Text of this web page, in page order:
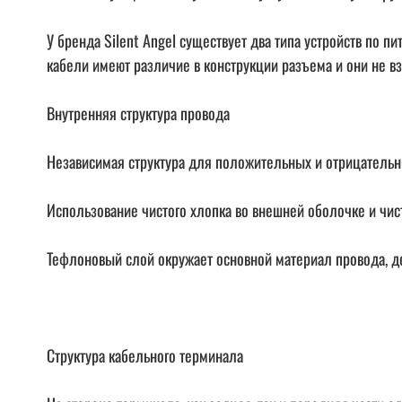
У бренда Silent Angel существует два типа устройств по
кабели имеют различие в конструкции разъема и они не
Внутренняя структура провода
Независимая структура для положительных и
Использование чистого хлопка во внешней оболочке и
Тефлоновый слой окружает основной материал провода,
Структура кабельного терминала